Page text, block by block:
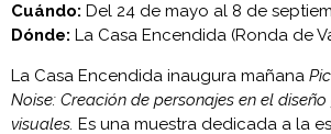
Cuándo: Del 24 de mayo al 8 de
Dónde: La Casa Encendida (Ronda de
La Casa Encendida inaugura mañana
Noise: Creación de personajes en el
visuales. Es una muestra dedicada a la